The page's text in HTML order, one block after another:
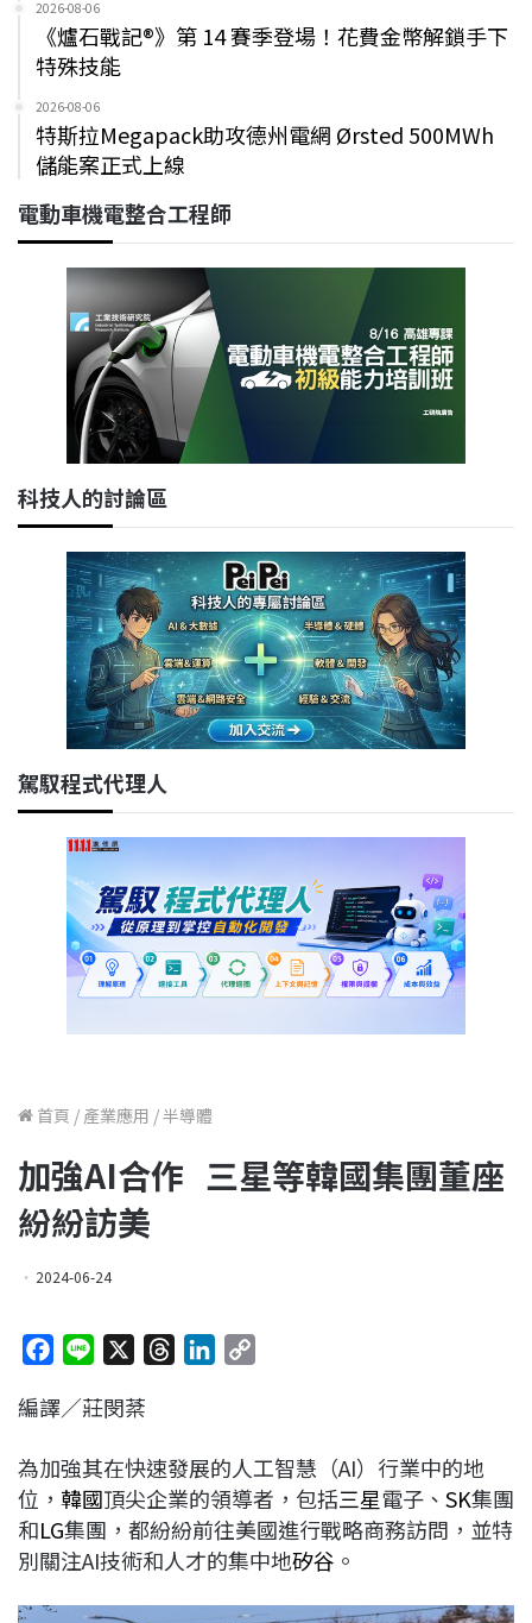
2026-08-06
《爐石戰記®》第 14 賽季登場！花費金幣解鎖手下
特殊技能
2026-08-06
特斯拉Megapack助攻德州電網 Ørsted 500MWh
儲能案正式上線
電動車機電整合工程師
科技人的討論區
駕馭程式代理人